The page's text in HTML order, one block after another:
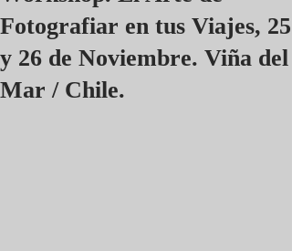
Fotografiar en tus Viajes, 25
y 26 de Noviembre. Viña del
Mar / Chile.